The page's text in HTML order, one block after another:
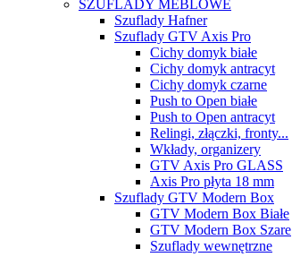
SZUFLADY MEBLOWE
Szuflady Hafner
Szuflady GTV Axis Pro
Cichy domyk białe
Cichy domyk antracyt
Cichy domyk czarne
Push to Open białe
Push to Open antracyt
Relingi, złączki, fronty...
Wkłady, organizery
GTV Axis Pro GLASS
Axis Pro płyta 18 mm
Szuflady GTV Modern Box
GTV Modern Box Białe
GTV Modern Box Szare
Szuflady wewnętrzne